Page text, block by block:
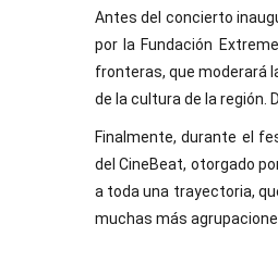
Antes del concierto
por la Fundación
fronteras, que moderará
de la cultura de la región.
Finalmente, durante el
del CineBeat, otorgado
a toda una trayectoria,
muchas más